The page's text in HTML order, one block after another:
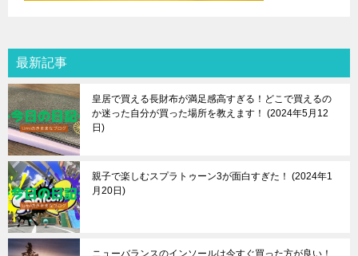
最新記事
皇居で買える長財布が満足感高すぎる！どこで買えるの
か迷った自分が買った場所を教えます！
2024年5月12
日
親子で楽しむスプラトゥーン3が面白すぎた！
2024年1
月20日